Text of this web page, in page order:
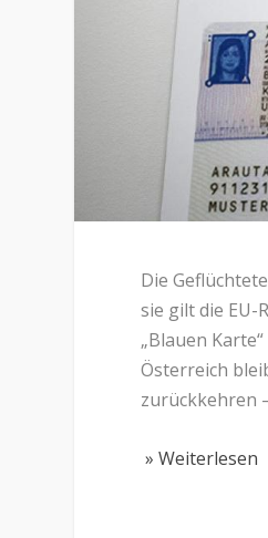
Die
sie gilt die
„Blauen
Österreich
zurückkehren
» Weiterlesen